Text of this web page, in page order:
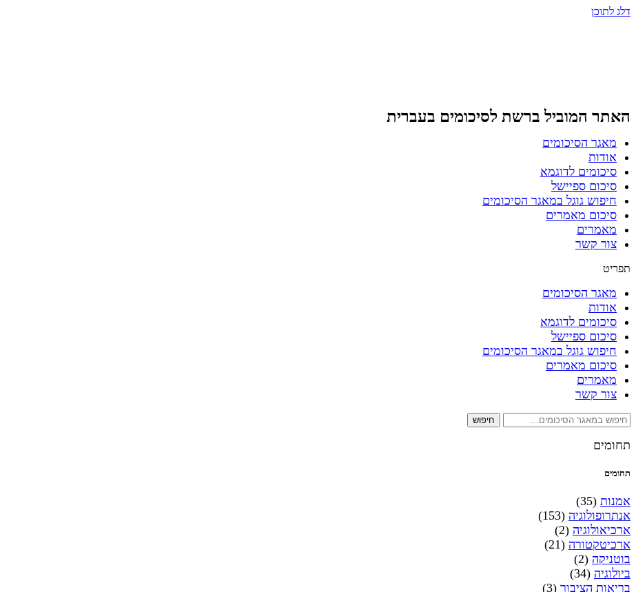
דלג לתוכן
האתר המוביל ברשת לסיכומים בעברית
מאגר הסיכומים
אודות
סיכומים לדוגמא
סיכום ספיישל
חיפוש גוגל במאגר הסיכומים
סיכום מאמרים
מאמרים
צור קשר
תפריט
מאגר הסיכומים
אודות
סיכומים לדוגמא
סיכום ספיישל
חיפוש גוגל במאגר הסיכומים
סיכום מאמרים
מאמרים
צור קשר
חיפוש
תחומים
תחומים
אמנות (35)
אנתרופולוגיה (153)
ארכיאולוגיה (2)
ארכיטקטורה (21)
בוטניקה (2)
ביולוגיה (34)
בריאות הציבור (3)